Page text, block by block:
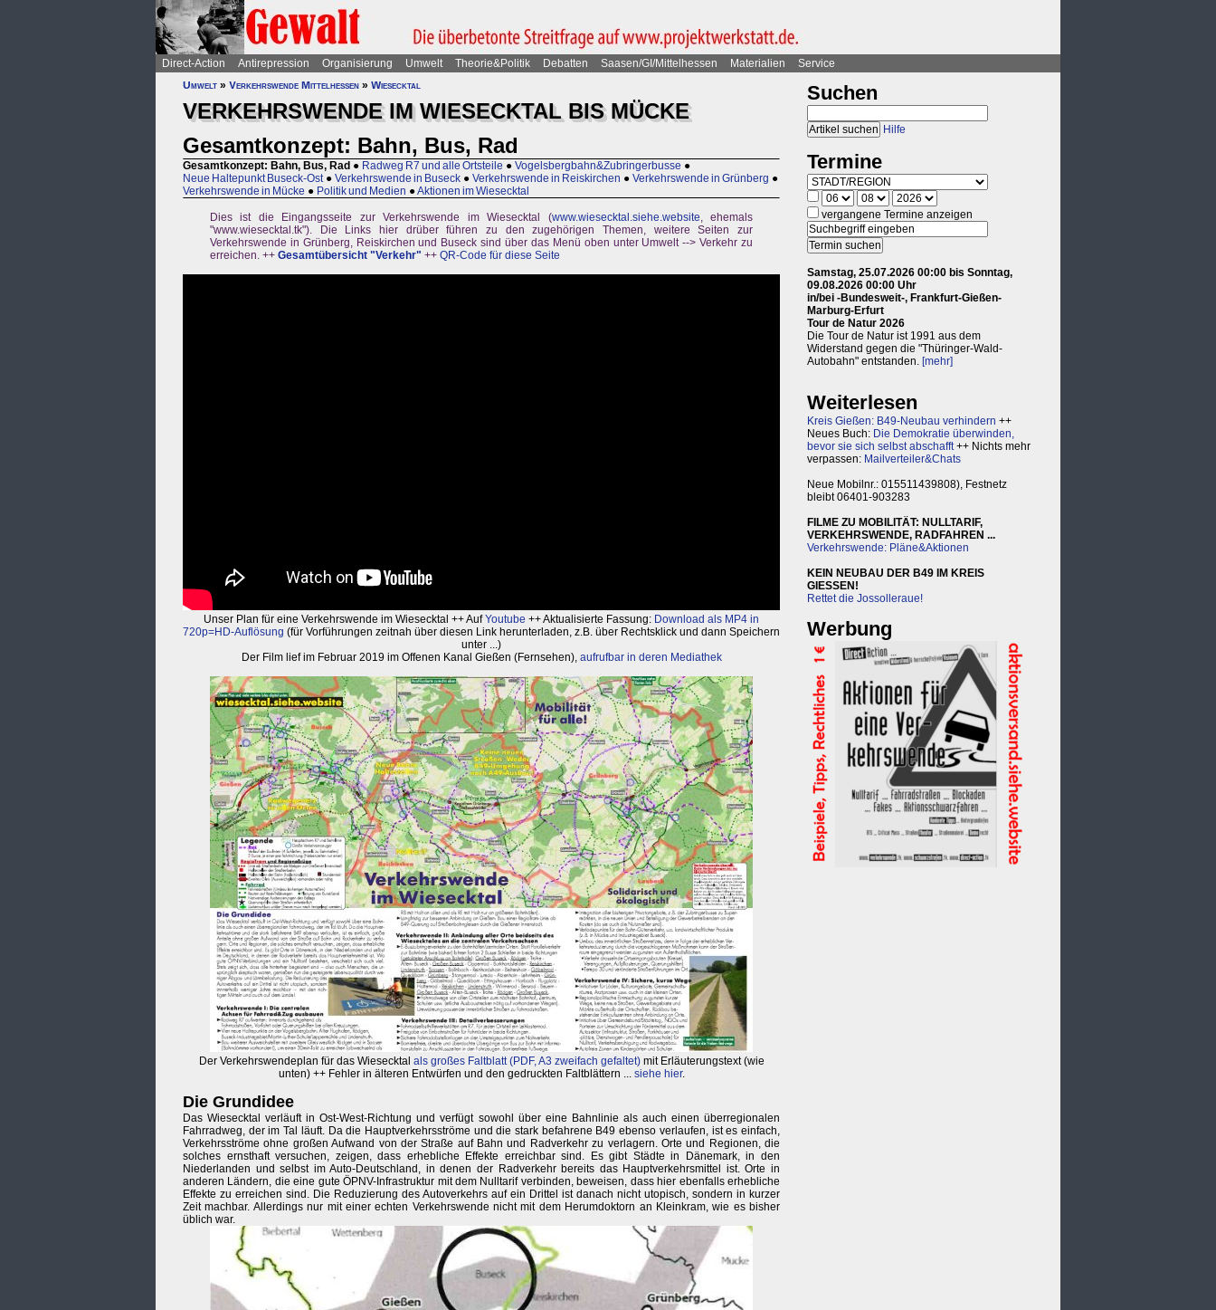
Direct-Action Antirepression Organisierung Umwelt Theorie&Politik Debatten Saasen/GI/Mittelhessen Materialien
Service
Umwelt » Verkehrswende Mittelhessen » Wiesecktal
VERKEHRSWENDE IM WIESECKTAL BIS MÜCKE
Gesamtkonzept: Bahn, Bus, Rad
Gesamtkonzept: Bahn, Bus, Rad ● Radweg R7 und alle Ortsteile ● Vogelsbergbahn&Zubringerbusse ●
Neue Haltepunkt Buseck-Ost ● Verkehrswende in Buseck ● Verkehrswende in Reiskirchen ● Verkehrswende in Grünberg ●
Verkehrswende in Mücke ● Politik und Medien ●Aktionen im Wiesecktal
Dies ist die Eingangsseite zur Verkehrswende im Wiesecktal (www.wiesecktal.siehe.website, ehemals
"www.wiesecktal.tk"). Die Links hier drüber führen zu den zugehörigen Themen, weitere Seiten zur
Verkehrswende in Grünberg, Reiskirchen und Buseck sind über das Menü oben unter Umwelt --> Verkehr zu
erreichen. ++ Gesamtübersicht "Verkehr" ++ QR-Code für diese Seite
Unser Plan für eine Verkehrswende im Wiesecktal ++ AufYoutube ++ Aktualisierte Fassung: Download als MP4 in
720p=HD-Auflösung (für Vorführungen zeitnah über diesen Link herunterladen, z.B. über Rechtsklick und dann Speichern
unter ...)
Der Film lief im Februar 2019 im Offenen Kanal Gießen (Fernsehen), aufrufbar in deren Mediathek
Der Verkehrswendeplan für das Wiesecktal als großes Faltblatt (PDF, A3 zweifach gefaltet)mit Erläuterungstext (wie
unten) ++ Fehler in älteren Entwürfen und den gedruckten Faltblättern ... siehe hier.
Die Grundidee
Das Wiesecktal verläuft in Ost-West-Richtung und verfügt sowohl über eine Bahnlinie als auch einen überregionalen
Fahrradweg, der im Tal läuft. Da die Hauptverkehrsströme und die stark befahrene B49 ebenso verlaufen, ist es einfach,
Verkehrsströme ohne großen Aufwand von der Straße auf Bahn und Radverkehr zu verlagern. Orte und Regionen, die
solches ernsthaft versuchen, zeigen, dass erhebliche Effekte erreichbar sind. Es gibt Städte in Dänemark, in den
Niederlanden und selbst im Auto-Deutschland, in denen der Radverkehr bereits das Hauptverkehrsmittel ist. Orte in
anderen Ländern, die eine gute ÖPNV-Infrastruktur mit dem Nulltarif verbinden, beweisen, dass hier ebenfalls erhebliche
Effekte zu erreichen sind. Die Reduzierung des Autoverkehrs auf ein Drittel ist danach nicht utopisch, sondern in kurzer
Zeit machbar. Allerdings nur mit einer echten Verkehrswende nicht mit dem Herumdoktorn an Kleinkram, wie es bisher
üblich war.
Suchen
Hilfe
Termine
vergangene Termine anzeigen
Samstag, 25.07.2026 00:00 bis Sonntag,
09.08.2026 00:00 Uhr
in/bei -Bundesweit-, Frankfurt-Gießen-
Marburg-Erfurt
Tour de Natur 2026
Die Tour de Natur ist 1991 aus dem
Widerstand gegen die "Thüringer-Wald-
Autobahn" entstanden. [mehr]
Weiterlesen
Kreis Gießen: B49-Neubau verhindern ++
Neues Buch: Die Demokratie überwinden,
bevor sie sich selbst abschafft++ Nichts mehr
verpassen: Mailverteiler&Chats
Neue Mobilnr.: 015511439808), Festnetz
bleibt 06401-903283
FILME ZU MOBILITÄT: NULLTARIF,
VERKEHRSWENDE, RADFAHREN ...
Verkehrswende: Pläne&Aktionen
KEIN NEUBAU DER B49 IM KREIS
GIESSEN!
Rettet die Jossolleraue!
Werbung